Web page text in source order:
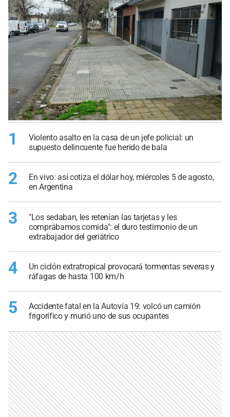
1
Violento asalto en la casa de un jefe policial: un
supuesto delincuente fue herido de bala
2
En vivo: así cotiza el dólar hoy, miércoles 5 de agosto,
en Argentina
3
"Los sedaban, les retenían las tarjetas y les
comprábamos comida": el duro testimonio de un
extrabajador del geriátrico
4
Un ciclón extratropical provocará tormentas severas y
ráfagas de hasta 100 km/h
5
Accidente fatal en la Autovía 19: volcó un camión
frigorífico y murió uno de sus ocupantes